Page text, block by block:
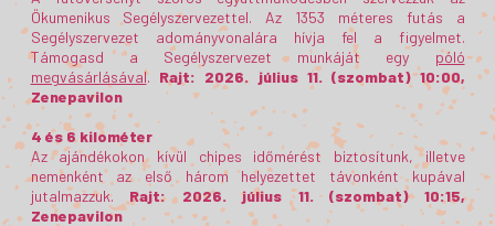
Ökumenikus Segélyszervezettel. Az 1353 méteres futás a
Segélyszervezet adományvonalára hívja fel a figyelmet.
Támogasd a Segélyszervezet munkáját egy póló
megvásárlásával. Rajt: 2026. július 11. (szombat) 10:00,
Zenepavilon
4 és 6 kilométer
Az ajándékokon kívül chipes időmérést biztosítunk, illetve
nemenként az első három helyezettet távonként kupával
jutalmazzuk. Rajt: 2026. július 11. (szombat) 10:15,
Zenepavilon